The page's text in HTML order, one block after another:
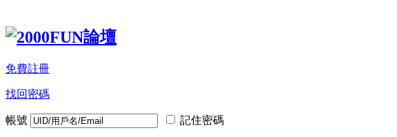
免費註冊
找回密碼
帳號 記住密碼